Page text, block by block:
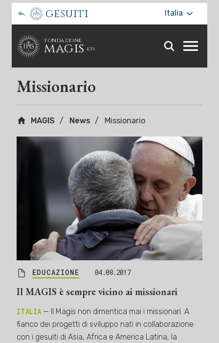
gesuiti Italia
fondazione
magis ets
website
Missionario
MAGIS News Missionario
EDUCAZIONE 04.08.2017
Il MAGIS è sempre vicino ai missionari
ITALIA — Il Magis non dimentica mai i missionari. A
fianco dei progetti di sviluppo nati in collaborazione
con i gesuiti di Asia, Africa e America Latina, la